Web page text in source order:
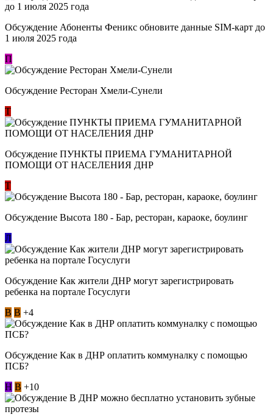
Обсуждение Абоненты Феникс обновите данные SIM-карт до
1 июля 2025 года
П
Обсуждение Ресторан Хмели-Сунели
Т
Обсуждение ​ПУНКТЫ ПРИЕМА ГУМАНИТАРНОЙ
ПОМОЩИ ОТ НАСЕЛЕНИЯ ДНР
Т
Обсуждение Высота 180 - Бар, ресторан, караоке, боулинг
Л
Обсуждение Как жители ДНР могут зарегистрировать
ребенка на портале Госуслуги
В В +4
Обсуждение Как в ДНР оплатить коммуналку с помощью
ПСБ?
Н В +10